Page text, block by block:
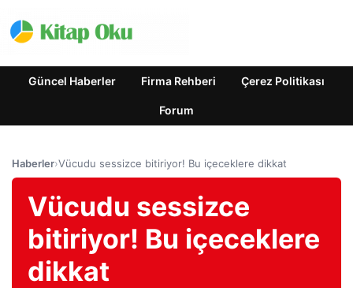
Güncel Haberler Firma Rehberi Çerez Politikası
Forum
Haberler›Vücudu sessizce bitiriyor! Bu içeceklere dikkat
Vücudu sessizce
bitiriyor! Bu içeceklere
dikkat